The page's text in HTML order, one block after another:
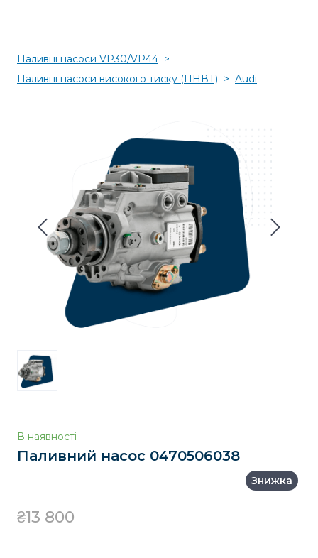
Паливні насоси VP30/VP44
Паливні насоси високого тиску (ПНВТ)
Audi
В наявності
Паливний насос 0470506038
Знижка
₴13 800